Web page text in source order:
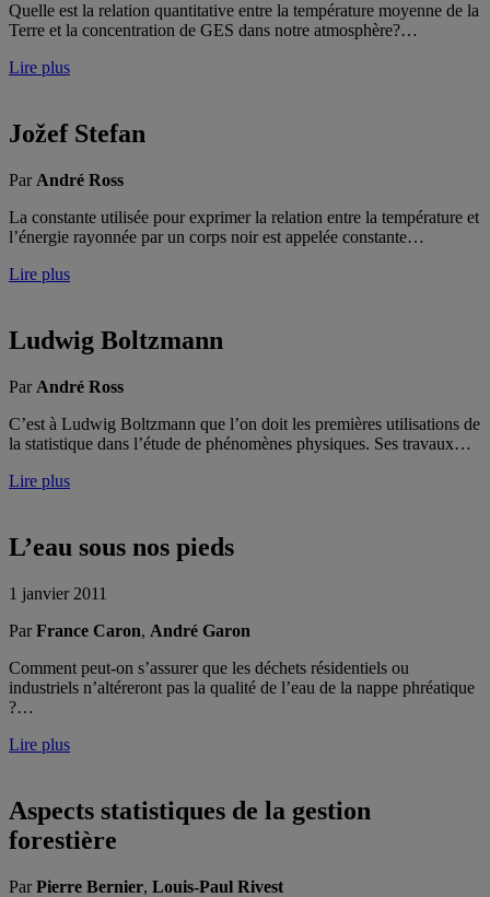
Quelle est la relation quantitative entre la température moyenne de la
Terre et la concentration de GES dans notre atmosphère?…
Lire plus
Jožef Stefan
Par André Ross
La constante utilisée pour exprimer la relation entre la température et
l’énergie rayonnée par un corps noir est appelée constante…
Lire plus
Ludwig Boltzmann
Par André Ross
C’est à Ludwig Boltzmann que l’on doit les premières utilisations de
la statistique dans l’étude de phénomènes physiques. Ses travaux…
Lire plus
L’eau sous nos pieds
1 janvier 2011
ParFrance Caron, André Garon
Comment peut-on s’assurer que les déchets résidentiels ou
industriels n’altéreront pas la qualité de l’eau de la nappe phréatique
?…
Lire plus
Aspects statistiques de la gestion
forestière
ParPierre Bernier, Louis-Paul Rivest